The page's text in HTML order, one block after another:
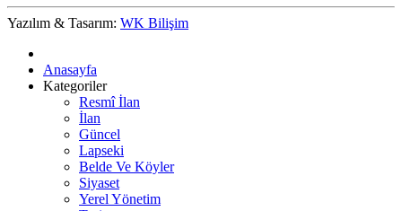
Yazılım & Tasarım: WK Bilişim
Anasayfa
Kategoriler
Resmî İlan
İlan
Güncel
Lapseki
Belde Ve Köyler
Siyaset
Yerel Yönetim